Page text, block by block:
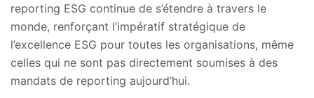
reporting ESG continue de s’étendre à travers le
monde, renforçant l’impératif stratégique de
l’excellence ESG pour toutes les organisations, même
celles qui ne sont pas directement soumises à des
mandats de reporting aujourd’hui.